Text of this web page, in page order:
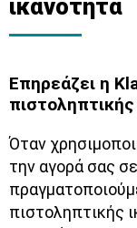
ικανότητα
Επηρεάζει η
Όταν
την αγορά σας
πιστοληπτικής